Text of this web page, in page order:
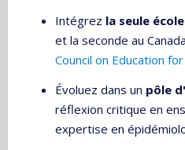
Intégrez la seule
et la seconde au
Council on Education
Évoluez dans un pôle
réflexion critique en
expertise en